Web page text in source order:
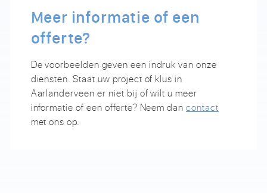
Meer informatie of een
offerte?
De voorbeelden geven een indruk van onze
diensten. Staat uw project of klus in
Aarlanderveen er niet bij of wilt u meer
informatie of een offerte? Neem dancontact
met ons op.